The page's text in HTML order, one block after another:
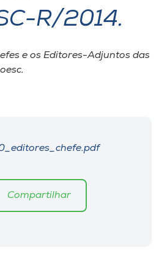
R/2014.
e os Editores-Adjuntos das
Compartilhar